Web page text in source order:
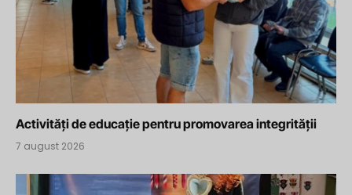
Activități de educație pentru promovarea integrității
7 august 2026